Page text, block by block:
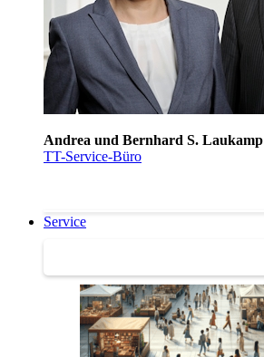
Andrea und Bernhard S. Laukamp
TT-Service-Büro
Service